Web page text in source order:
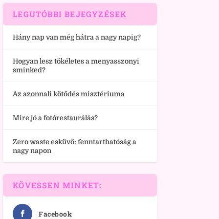
LEGUTÓBBI BEJEGYZÉSEK
Hány nap van még hátra a nagy napig?
Hogyan lesz tökéletes a menyasszonyi
sminked?
Az azonnali kötődés misztériuma
Mire jó a fotórestaurálás?
Zero waste esküvő: fenntarthatóság a
nagy napon
KÖVESSEN MINKET:
Facebook